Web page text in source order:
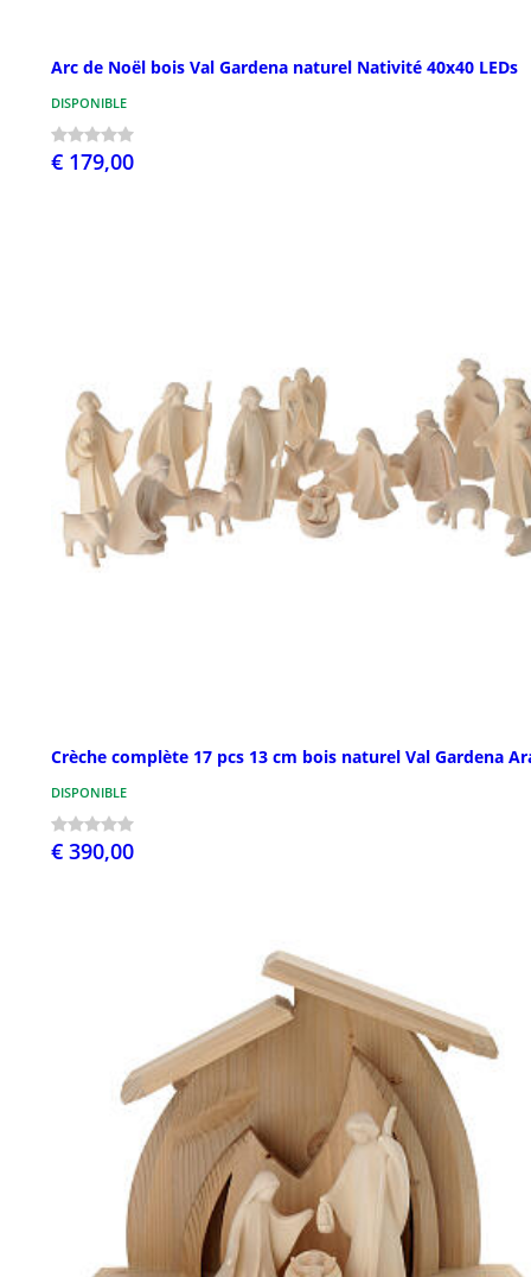
Arc de Noël bois Val Gardena naturel Nativité 40x40 LEDs
DISPONIBLE
€ 179,00
Crèche complète 17 pcs 13 cm bois naturel Val Gardena
DISPONIBLE
€ 390,00